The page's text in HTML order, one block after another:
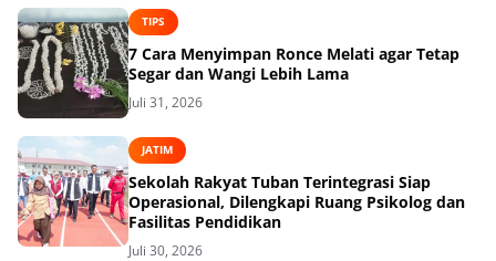
TIPS
7 Cara Menyimpan Ronce Melati agar Tetap
Segar dan Wangi Lebih Lama
Juli 31, 2026
JATIM
Sekolah Rakyat Tuban Terintegrasi Siap
Operasional, Dilengkapi Ruang Psikolog dan
Fasilitas Pendidikan
Juli 30, 2026